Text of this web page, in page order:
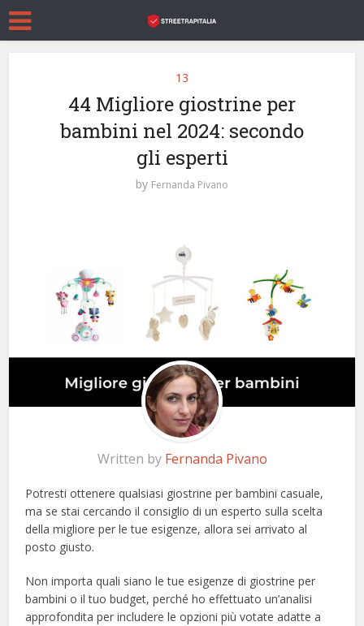
13
44 Migliore giostrine per
bambini nel 2024: secondo
gli esperti
by Fernanda Pivano
Written by Fernanda Pivano
Potresti ottenere qualsiasi giostrine per bambini casuale,
ma se stai cercando il consiglio di un esperto sulla scelta
della migliore per le tue esigenze, allora sei arrivato al
posto giusto.
Non importa quali siano le tue esigenze di giostrine per
bambini o il tuo budget, perché ho effettuato un’analisi
approfondita per includere le opzioni più votate adatte a